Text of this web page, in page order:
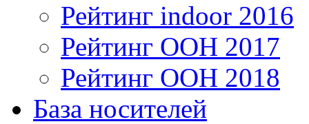
Рейтинг indoor 2016
Рейтинг OOH 2017
Рейтинг OOH 2018
База носителей